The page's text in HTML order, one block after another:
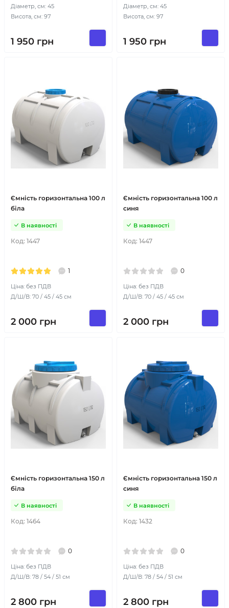
Діаметр, см: 45
Висота, см: 97
1 950 грн
Діаметр, см: 45
Висота, см: 97
1 950 грн
Ємність горизонтальна 100 л
біла
Код: 1447
В наявності
1
Ціна: без ПДВ
Д/Ш/В: 70 / 45 / 45 см
2 000 грн
Ємність горизонтальна 100 л
синя
Код: 1447
В наявності
0
Ціна: без ПДВ
Д/Ш/В: 70 / 45 / 45 см
2 000 грн
Ємність горизонтальна 150 л
біла
Код: 1464
В наявності
0
Ціна: без ПДВ
Д/Ш/В: 78 / 54 / 51 см
2 800 грн
Ємність горизонтальна 150 л
синя
Код: 1432
В наявності
0
Ціна: без ПДВ
Д/Ш/В: 78 / 54 / 51 см
2 800 грн